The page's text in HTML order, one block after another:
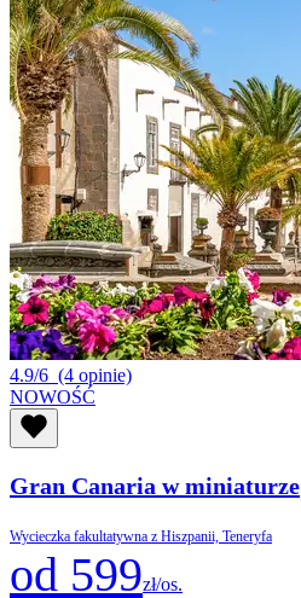
4.9/6 (4 opinie)
NOWOŚĆ
Gran Canaria w miniaturze
Wycieczka fakultatywna z Hiszpanii, Teneryfa
od 599zł/os.